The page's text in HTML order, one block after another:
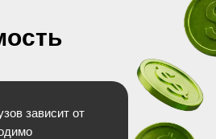
зависит от